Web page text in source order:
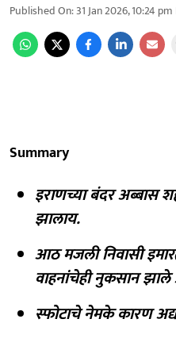
Published On:31 Jan 2026, 10:24 pm
Summary
इराणच्या बंदर अब्बास
झालाय.
आठ मजली निवासी
वाहनांचेही नुकसान
स्फोटाचे नेमके कारण